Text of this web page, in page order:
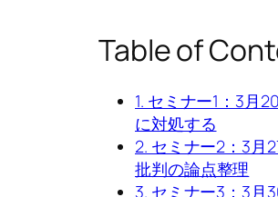
Table of
1. セミナー1：3月
に対処する
2. セミナー2：3
批判の論点整理
3. セミナー3：3月